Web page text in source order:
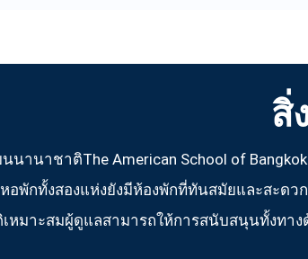
สิ่
นนานาชาติThe American School of
อพักทั้งสองแห่งยังมีห้องพักที่ทันสมัยและสะด
หมาะสมผู้ดูแลสามารถให้การสนับสนุนทั้งทาง